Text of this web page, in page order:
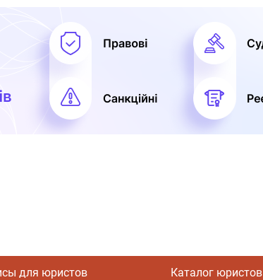
для юристов Каталог юристов